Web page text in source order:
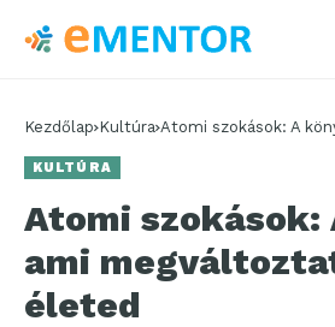
Kezdőlap Kultúra Atomi szokások: A
KULTÚRA
Atomi szokások:
ami
életed